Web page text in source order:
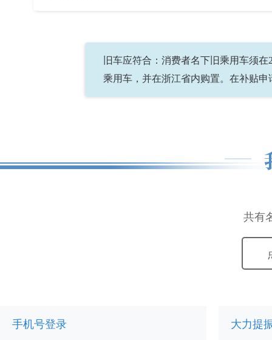
旧车应符合：消费者名下旧乘用车须
乘用车，并在浙江省内购置。在补贴
共有
手机号登录 大力提